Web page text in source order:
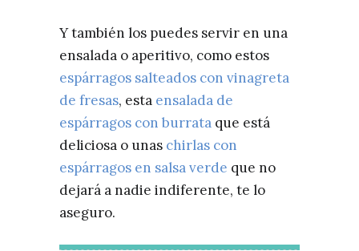
Y también los puedes servir en una
ensalada o aperitivo, como estos
espárragos salteados con vinagreta
de fresas, esta ensalada de
espárragos con burrata que está
deliciosa o unas chirlas con
espárragos en salsa verde que no
dejará a nadie indiferente, te lo
aseguro.